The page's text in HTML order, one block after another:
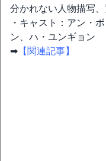
分かれない人物描写、
・キャスト：アン・
ン、ハ・ユンギョン
➡ 【関連記事】